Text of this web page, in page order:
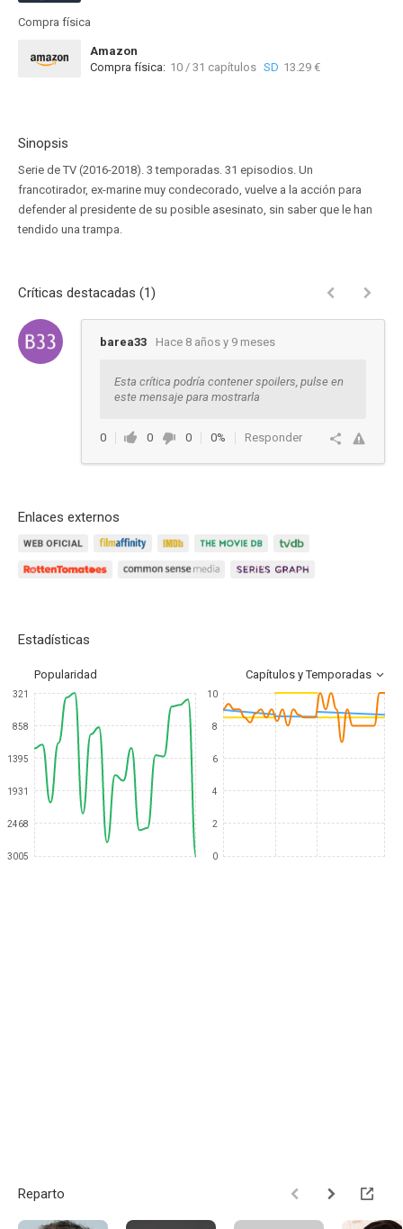
Compra física
Amazon
Compra física: 10 / 31 capítulos SD 13.29 €
Sinopsis
Serie de TV (2016-2018). 3 temporadas. 31 episodios. Un
francotirador, ex-marine muy condecorado, vuelve a la acción para
defender al presidente de su posible asesinato, sin saber que le han
tendido una trampa.
Críticas destacadas (1)
barea33 Hace 8 años y 9 meses
Esta crítica podría contener spoilers, pulse en
este mensaje para mostrarla
0 0 0 0% Responder
Enlaces externos
Estadísticas
Popularidad Capítulos y Temporadas
321
858
1395
1931
2468
3005
10
8
6
4
2
0
Reparto